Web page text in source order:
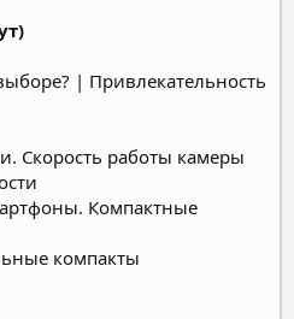
| Привлекательность
Скорость работы камеры
Компактные
компакты